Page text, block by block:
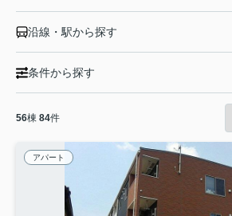
沿線・駅から探す
条件から探す
56棟 84件
アパート